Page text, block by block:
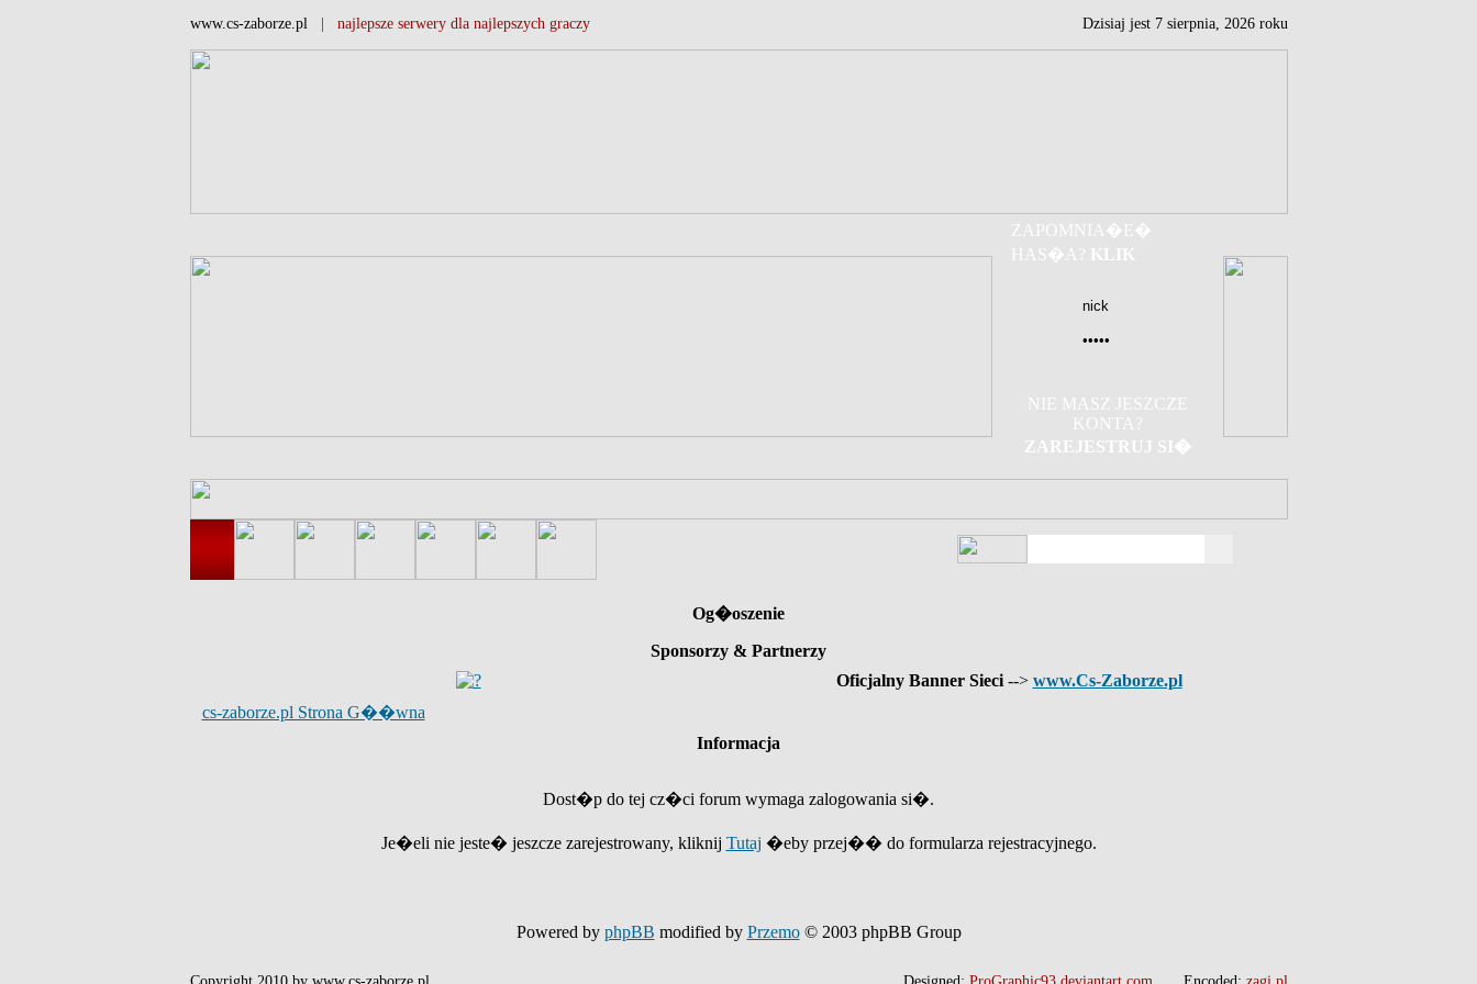
www.cs-zaborze.pl | najlepsze serwery dla najlepszych graczy Dzisiaj jest 7 sierpnia, 2026 roku
ZAPOMNIA�E�
HAS�A? KLIK
NIE MASZ JESZCZE
KONTA?
ZAREJESTRUJ SI�
Og�oszenie
Sponsorzy & Partnerzy
Oficjalny Banner Sieci --> www.Cs-Zaborze.pl
cs-zaborze.pl Strona G��wna
Informacja
Dost�p do tej cz�ci forum wymaga zalogowania si�.
Je�eli nie jeste� jeszcze zarejestrowany, kliknij Tutaj �eby przej�� do formularza rejestracyjnego.
Powered by phpBB modified by Przemo© 2003 phpBB Group